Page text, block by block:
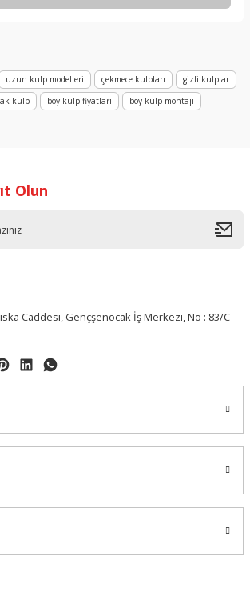
uzun kulp modelleri çekmece kulpları
gizli kulplar
kulp boy kulp fiyatları
boy kulp montajı
Olun
Caddesi, Gençşenocak İş Merkezi, No : 83/C